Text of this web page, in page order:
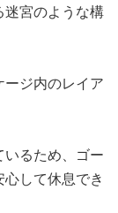
迷宮のような構
ジ内のレイア
るため、ゴー
して休息でき